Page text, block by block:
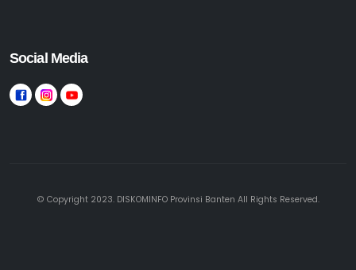
Social Media
© Copyright 2023. DISKOMINFO Provinsi Banten All Rights Reserved.